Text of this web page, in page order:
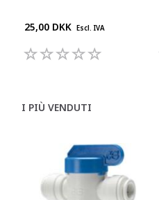
25,00 DKK Escl. IVA
I PIÙ VENDUTI